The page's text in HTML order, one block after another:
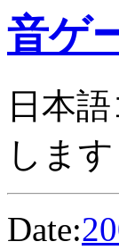
音ゲ
日本
します
Date: